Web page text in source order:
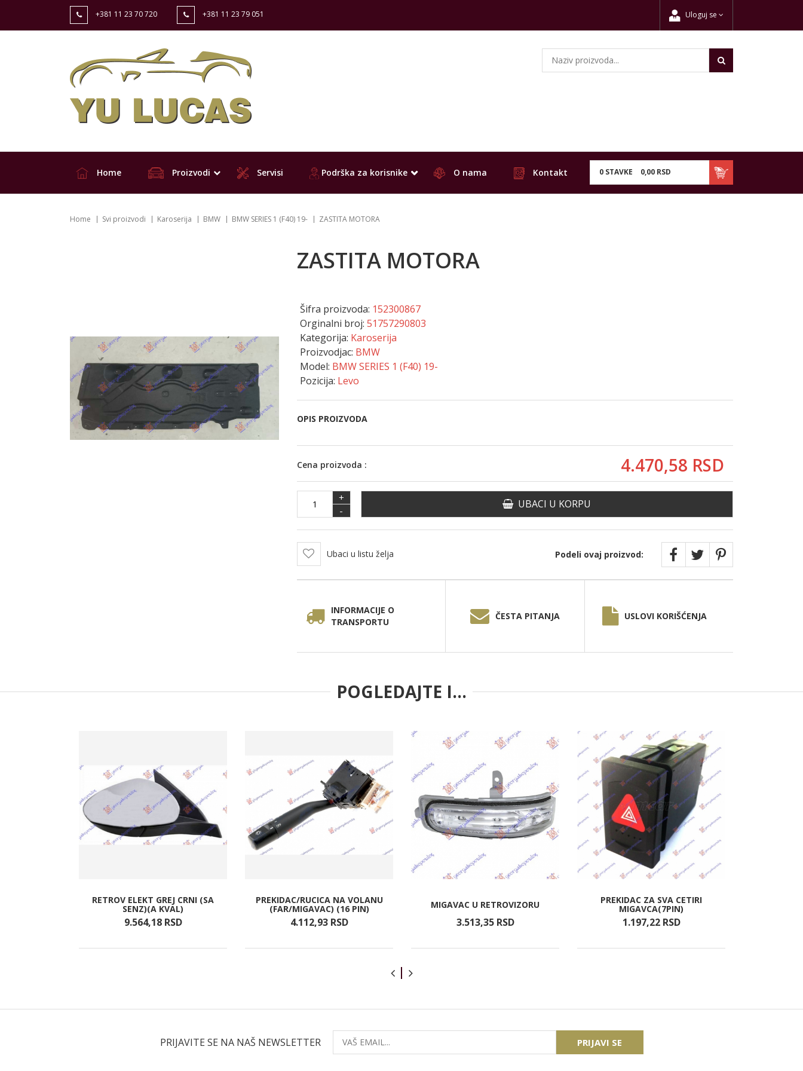
+381 11 23 70 720 +381 11 23 79 051 Uloguj se
0 STAVKE 0,00 RSD
Home Proizvodi Servisi Podrška za korisnike O nama Kontakt
Home Svi proizvodi Karoserija BMW BMW SERIES 1 (F40) 19- ZASTITA MOTORA
ZASTITA MOTORA
Šifra proizvoda: 152300867
Orginalni broj: 51757290803
Kategorija: Karoserija
Proizvodjac: BMW
Model: BMW SERIES 1 (F40) 19-
Pozicija: Levo
OPIS PROIZVODA
Cena proizvoda : 4.470,58 RSD
+
-
UBACI U KORPU
Ubaci u listu želja Podeli ovaj proizvod:
INFORMACIJE O
TRANSPORTU
ČESTA PITANJA USLOVI KORIŠĆENJA
POGLEDAJTE I...
RETROV ELEKT GREJ CRNI (SA
SENZ)(A KVAL)
9.564,18 RSD
PREKIDAC/RUCICA NA VOLANU
(FAR/MIGAVAC) (16 PIN)
4.112,93 RSD
MIGAVAC U RETROVIZORU
3.513,35 RSD
PREKIDAC ZA SVA CETIRI
MIGAVCA(7PIN)
1.197,22 RSD
PRIJAVITE SE NA NAŠ NEWSLETTER PRIJAVI SE